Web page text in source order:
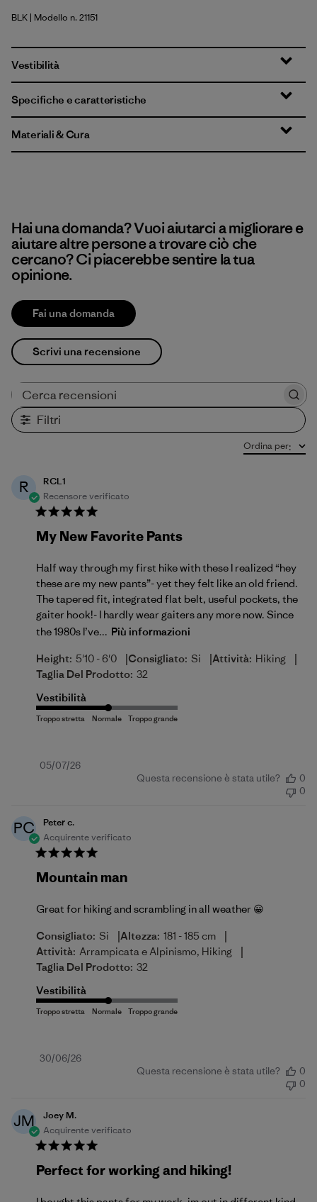
Black
BLK | Modello n. 21151
Vestibilità
Specifiche e caratteristiche
Materiali & Cura
Hai una domanda? Vuoi aiutarci a migliorare e
aiutare altre persone a trovare ciò che
cercano? Ci piacerebbe sentire la tua
opinione.
Fai una domanda
Scrivi una recensione
Filtri
Ordina per:
R
RCL1
Recensore verificato
My New Favorite Pants
Half way through my first hike with these I realized “hey
these are my new pants”- yet they felt like an old friend.
The tapered fit, integrated flat belt, useful pockets, the
gaiter hook!- I hardly wear gaiters any more now. Since
the 1980s I’ve... Più informazioni
Height: 5'10 - 6'0 |Consigliato: Si |Attività: Hiking |
Taglia Del Prodotto: 32
Vestibilità
Data
05/07/26
Questa recensione è stata utile?
0
0
PC
Peter c.
Acquirente verificato
Mountain man
Great for hiking and scrambling in all weather 😀
Consigliato: Si |Altezza: 181 - 185 cm |
Attività: Arrampicata e Alpinismo, Hiking |
Taglia Del Prodotto: 32
Vestibilità
Data
30/06/26
Questa recensione è stata utile?
0
0
JM
Joey M.
Acquirente verificato
Perfect for working and hiking!